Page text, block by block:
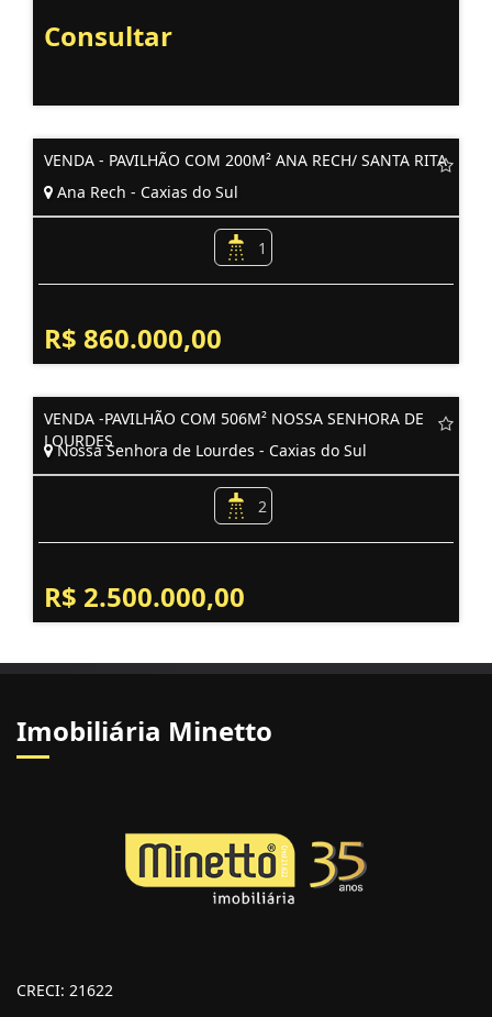
Consultar
VENDA - PAVILHÃO COM 200M² ANA RECH/ SANTA RITA
Ana Rech - Caxias do Sul
1
R$ 860.000,00
VENDA -PAVILHÃO COM 506M² NOSSA SENHORA DE
LOURDES
Nossa Senhora de Lourdes - Caxias do Sul
2
R$ 2.500.000,00
Imobiliária Minetto
CRECI: 21622